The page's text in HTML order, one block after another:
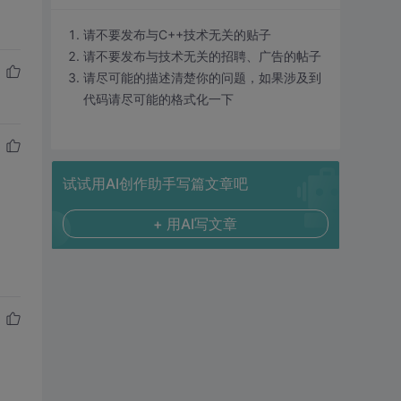
请不要发布与C++技术无关的贴子
请不要发布与技术无关的招聘、广告的帖子
请尽可能的描述清楚你的问题，如果涉及到
代码请尽可能的格式化一下
试试用AI创作助手写篇文章吧
+ 用AI写文章